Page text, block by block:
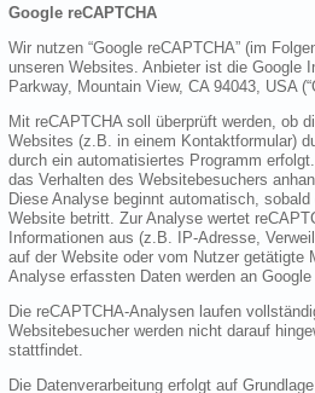
Google reCAPTCHA
Wir nutzen “Google reCAPTCHA” (im
unseren Websites. Anbieter ist die Google
Parkway, Mountain View, CA 94043, USA
Mit reCAPTCHA soll überprüft werden, ob
Websites (z.B. in einem Kontaktformular)
durch ein automatisiertes Programm
das Verhalten des Websitebesuchers
Diese Analyse beginnt automatisch,
Website betritt. Zur Analyse wertet
Informationen aus (z.B. IP-Adresse,
auf der Website oder vom Nutzer getätigte
Analyse erfassten Daten werden an Google
Die reCAPTCHA-Analysen laufen
Websitebesucher werden nicht darauf
stattfindet.
Die Datenverarbeitung erfolgt auf